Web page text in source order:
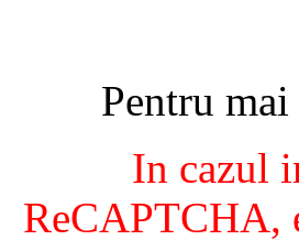
Pentru
In cazul
ReCAPTCHA,